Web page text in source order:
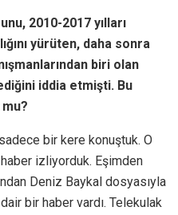
2010-2017 yılları
yürüten, daha sonra
biri olan
iddia etmişti. Bu
bir kere konuştuk. O
izliyorduk. Eşimden
Deniz Baykal dosyasıyla
bir haber vardı. Telekulak